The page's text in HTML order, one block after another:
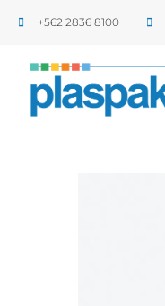
+562 2836 8100​